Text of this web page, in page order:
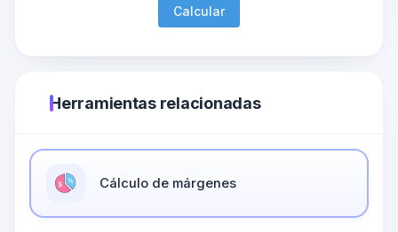
Calcular
Herramientas relacionadas
Cálculo de márgenes